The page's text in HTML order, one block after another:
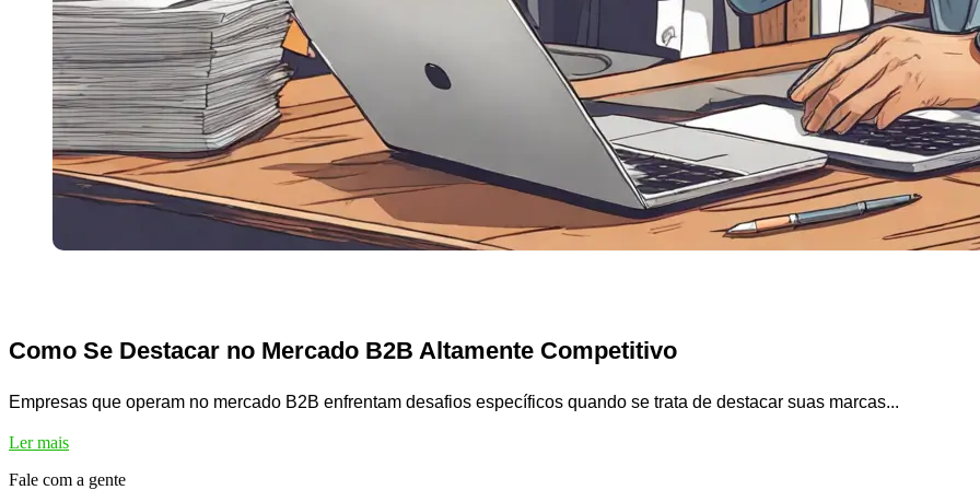
Como Se Destacar no Mercado B2B Altamente Competitivo
Empresas que operam no mercado B2B enfrentam desafios específicos quando se trata de destacar suas marcas...
Ler mais
Fale com a gente